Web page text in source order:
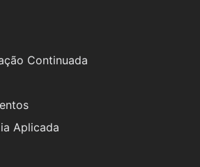
Continuada
Aplicada